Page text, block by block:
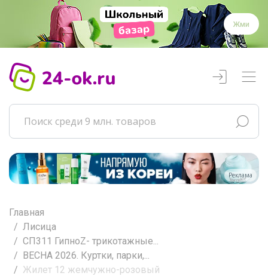
Жми
Реклама
Главная
Лисица
СП311 ГипноZ- трикотажные...
ВЕСНА 2026. Куртки, парки,...
Жилет 12 жемчужно-розовый